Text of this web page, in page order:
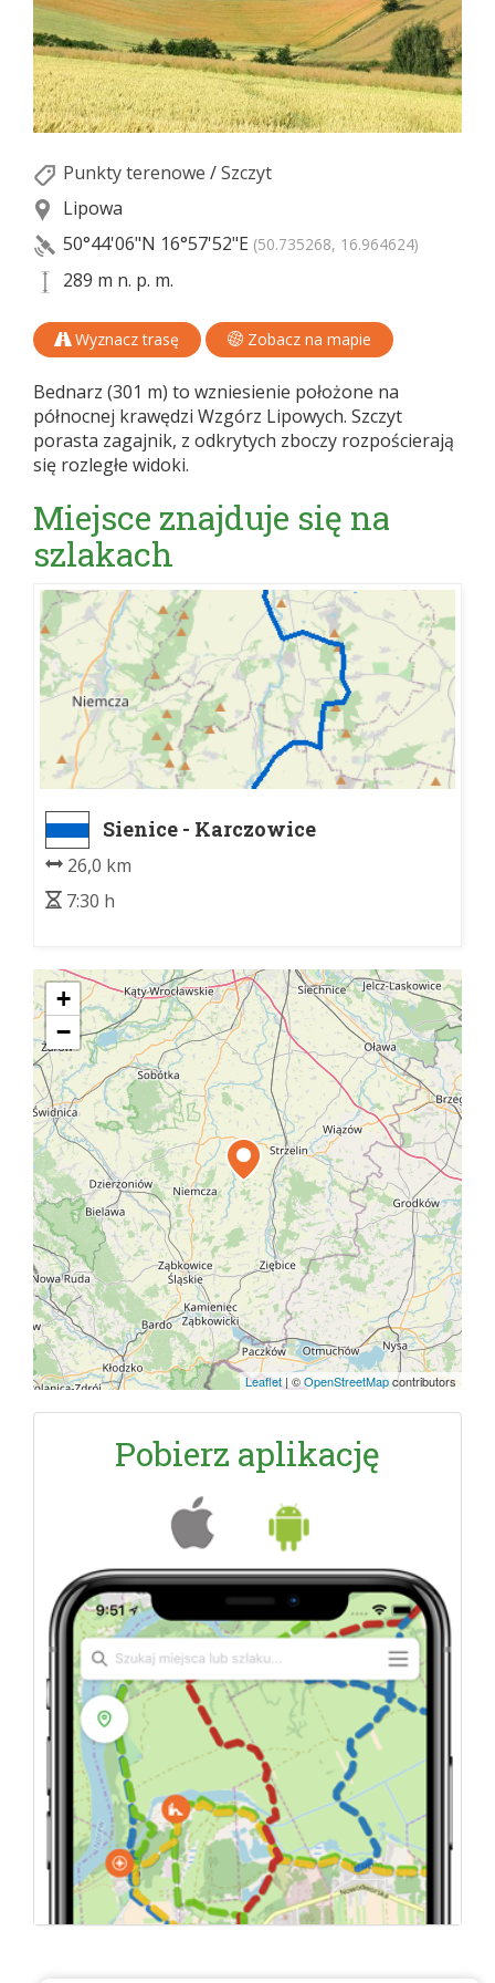
Punkty terenowe /Szczyt
Lipowa
50°44'06"N 16°57'52"E (50.735268, 16.964624)
289 m n. p. m.
Wyznacz trasę Zobacz na mapie
Bednarz (301 m) to wzniesienie położone na
północnej krawędzi Wzgórz Lipowych. Szczyt
porasta zagajnik, z odkrytych zboczy rozpościerają
się rozległe widoki.
Miejsce znajduje się na
szlakach
Sienice - Karczowice
26,0 km
7:30 h
+
−
Leaflet | ©OpenStreetMapcontributors
Pobierz aplikację